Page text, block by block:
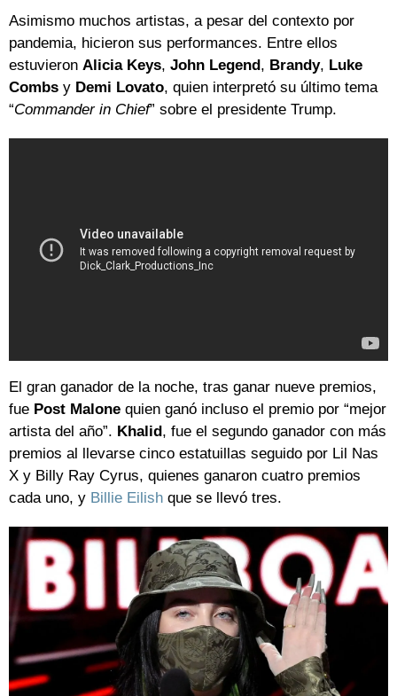
Asimismo muchos artistas, a pesar del contexto por
pandemia, hicieron sus performances. Entre ellos
estuvieron Alicia Keys, John Legend, Brandy, Luke
Combs y Demi Lovato, quien interpretó su último tema
“Commander in Chief” sobre el presidente Trump.
El gran ganador de la noche, tras ganar nueve premios,
fue Post Malone quien ganó incluso el premio por “mejor
artista del año”. Khalid , fue el segundo ganador con más
premios al llevarse cinco estatuillas seguido por Lil Nas
X y Billy Ray Cyrus, quienes ganaron cuatro premios
cada uno, y Billie Eilish que se llevó tres.